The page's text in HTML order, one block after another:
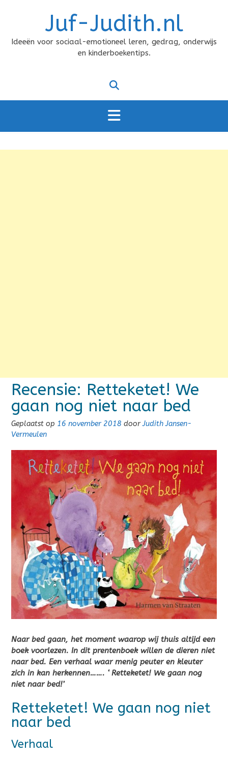
Juf-Judith.nl
Ideeën voor sociaal-emotioneel leren, gedrag, onderwijs
en kinderboekentips.
Recensie: Retteketet! We
gaan nog niet naar bed
Geplaatst op 16 november 2018 doorJudith Jansen-
Vermeulen
Naar bed gaan, het moment waarop wij thuis altijd een
boek voorlezen. In dit prentenboek willen de dieren niet
naar bed. Een verhaal waar menig peuter en kleuter
zich in kan herkennen……. ‘ Retteketet! We gaan nog
niet naar bed!’
Retteketet! We gaan nog niet
naar bed
Verhaal